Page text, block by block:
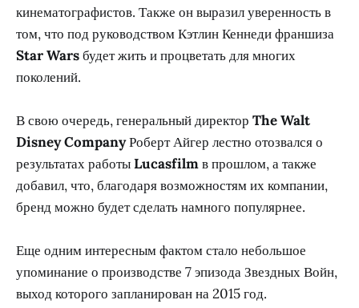
кинематографистов. Также он выразил уверенность в
том, что под руководством Кэтлин Кеннеди франшиза
Star Warsбудет жить и процветать для многих
поколений.
В свою очередь, генеральный директор The Walt
Disney CompanyРоберт Айгер лестно отозвался о
результатах работыLucasfilmв прошлом, а также
добавил, что, благодаря возможностям их компании,
бренд можно будет сделать намного популярнее.
Еще одним интересным фактом стало небольшое
упоминание о производстве 7 эпизода Звездных Войн,
выход которого запланирован на 2015 год.